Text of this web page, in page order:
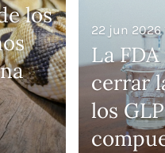
los
La
cerrar
los
22 jun 2026